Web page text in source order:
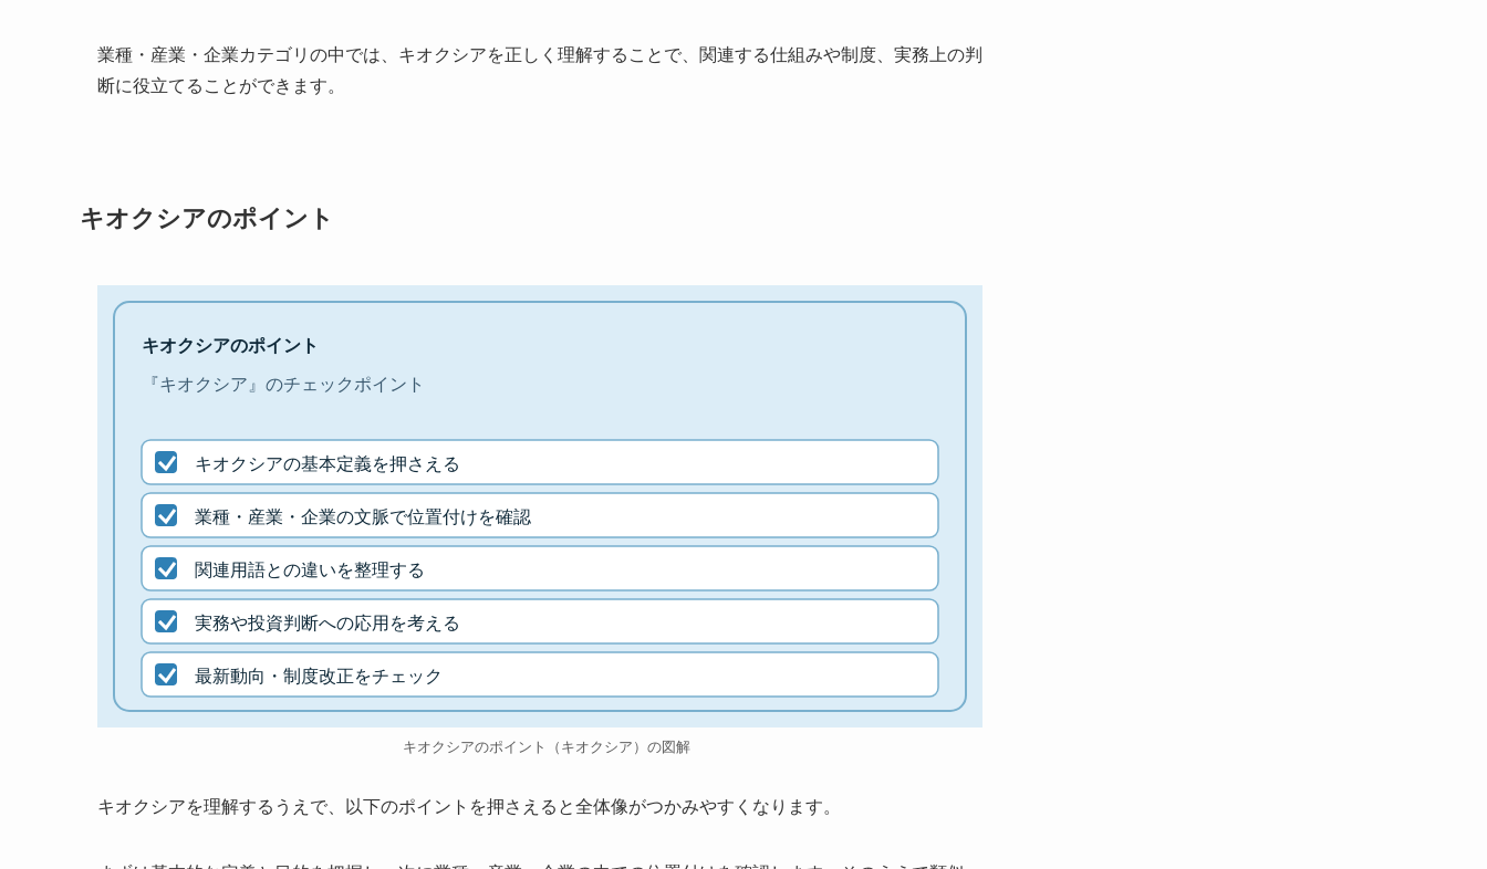
業種・産業・企業カテゴリの中では、キオクシアを正しく理解することで、関連する仕組みや制度、実務上の判
断に役立てることができます。
キオクシアのポイント
キオクシアのポイント
『キオクシア』のチェックポイント
キオクシアの基本定義を押さえる
業種・産業・企業の文脈で位置付けを確認
関連用語との違いを整理する
実務や投資判断への応用を考える
最新動向・制度改正をチェック
キオクシアのポイント（キオクシア）の図解
キオクシアを理解するうえで、以下のポイントを押さえると全体像がつかみやすくなります。